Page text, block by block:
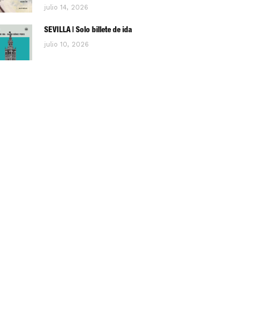
julio 14, 2026
SEVILLA | Solo billete de ida
julio 10, 2026